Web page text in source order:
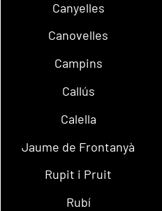
Canyelles
Canovelles
Campins
Callús
Calella
Jaume de Frontanyà
Rupit i Pruit
Rubí